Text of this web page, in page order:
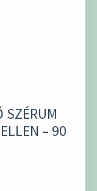
SZÉRUM
– 90